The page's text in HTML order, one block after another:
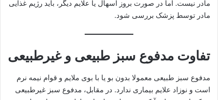
مادر نیست. اما در صورت بروز اسهال یا علایم دیگر، باید رژیم غذایی
مادر توسط پزشک بررسی شود.
تفاوت مدفوع سبز طبیعی و غیرطبیعی
مدفوع سبز طبیعی معمولا بدون بو یا با بوی ملایم و قوام نیمه نرم
است و نوزاد علایم بیماری ندارد. در مقابل، مدفوع سبز غیرطبیعی